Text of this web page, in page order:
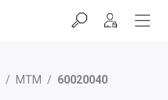
/ MTM / 60020040